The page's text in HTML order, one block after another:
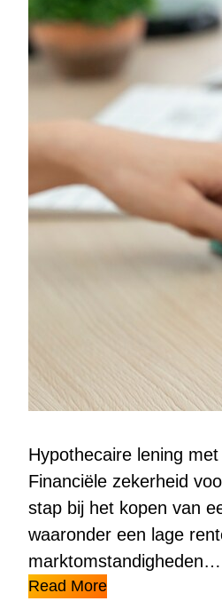
Hypothecaire lening
Financiële zekerheid
stap bij het kopen van
waaronder een lage
marktomstandigheden…
Read More